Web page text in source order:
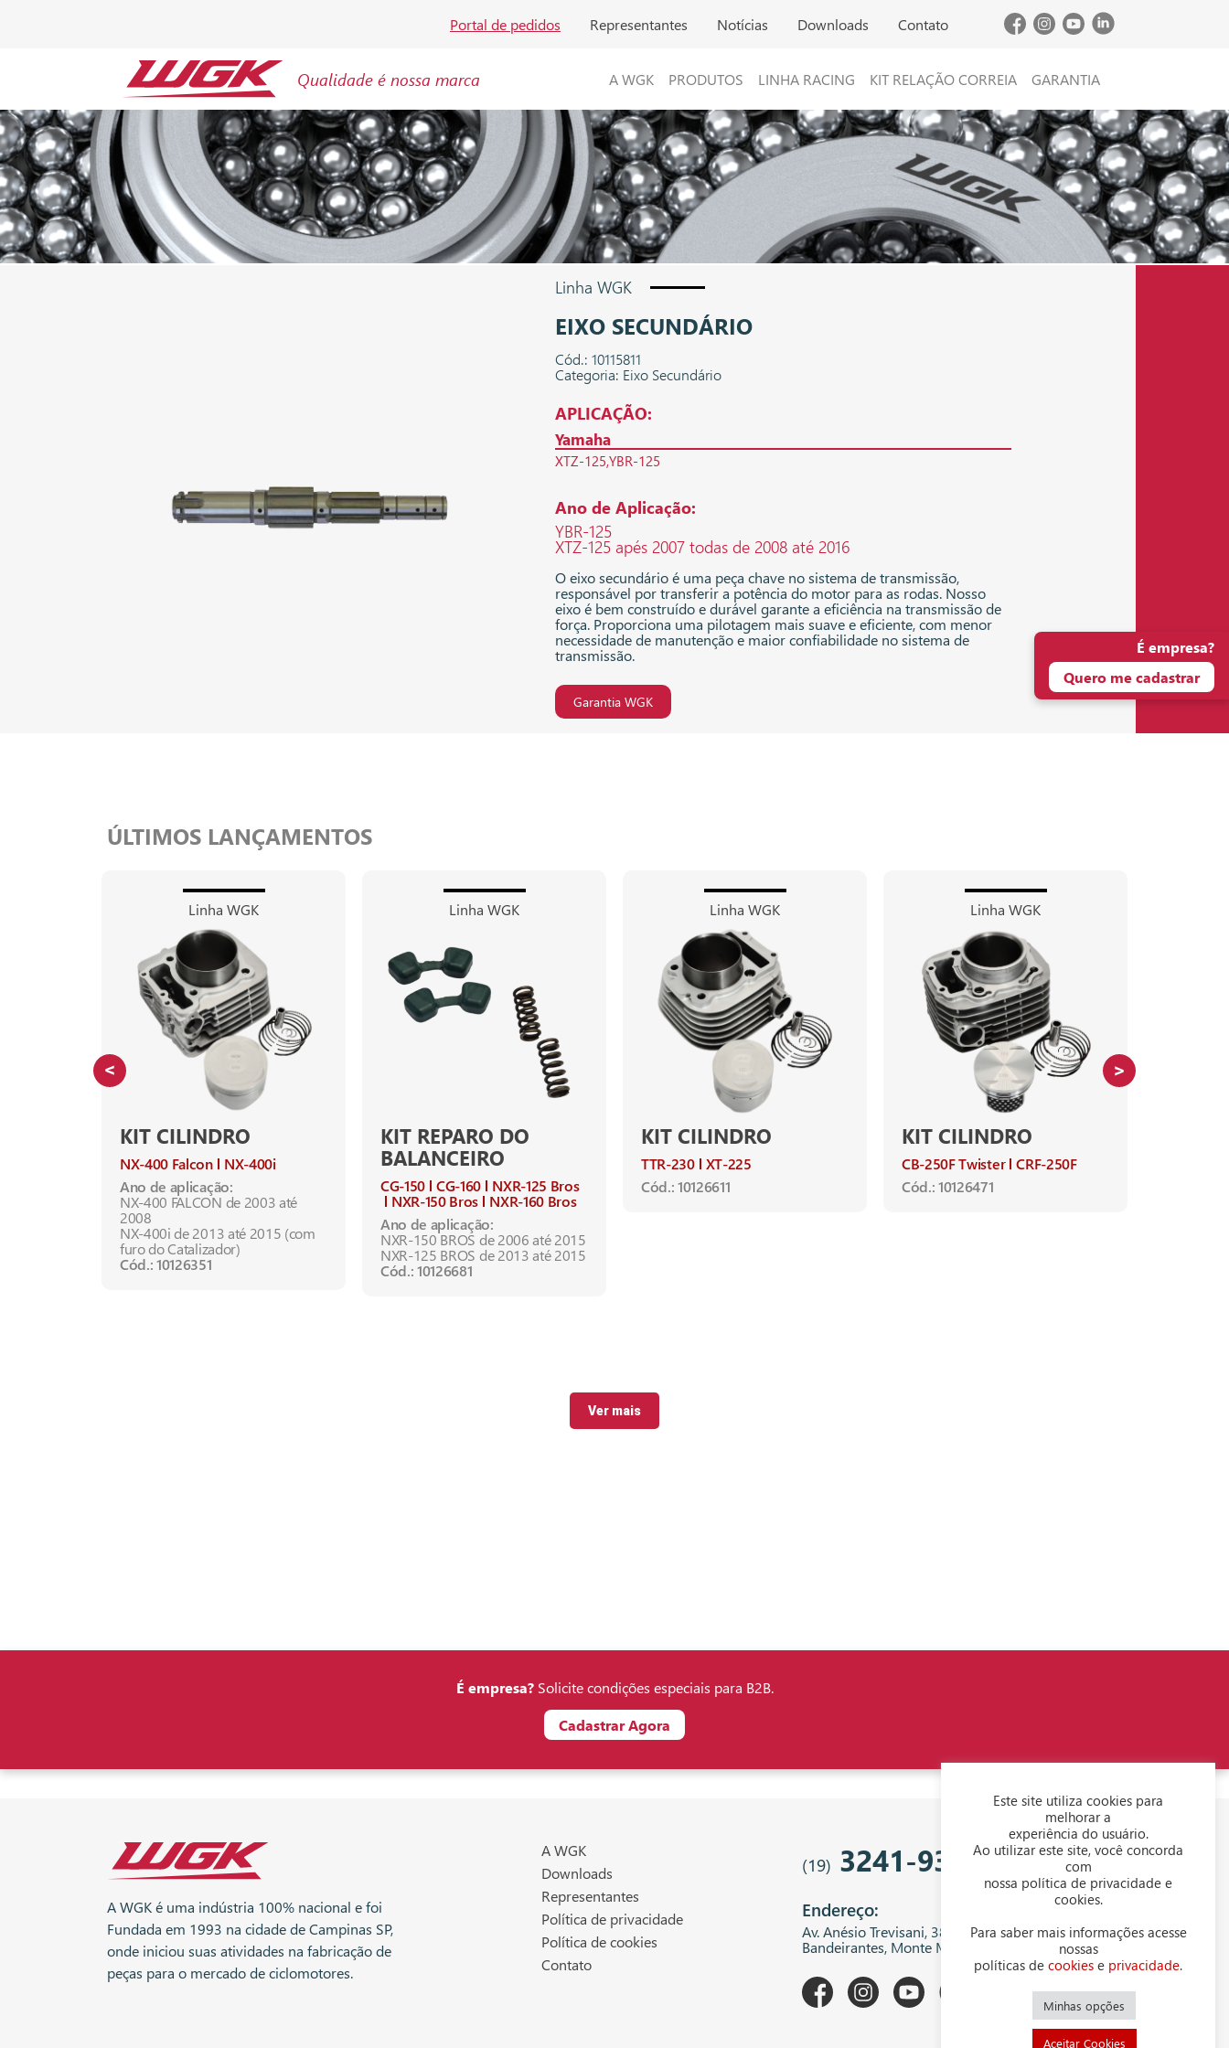
Portal de pedidos Representantes Notícias Downloads Contato
Qualidade é nossa marca A WGK PRODUTOS LINHA RACING KIT RELAÇÃO CORREIA GARANTIA
Linha WGK
EIXO SECUNDÁRIO
Cód.: 10115811
Categoria: Eixo Secundário
APLICAÇÃO:
Yamaha
XTZ-125 YBR-125
Ano de Aplicação:
YBR-125
XTZ-125 apés 2007 todas de 2008 até 2016
O eixo secundário é uma peça chave no sistema de transmissão,
responsável por transferir a potência do motor para as rodas. Nosso
eixo é bem construído e durável garante a eficiência na transmissão de
força. Proporciona uma pilotagem mais suave e eficiente, com menor
necessidade de manutenção e maior confiabilidade no sistema de
transmissão.
Garantia WGK
ÚLTIMOS LANÇAMENTOS
Linha WGK
KIT CILINDRO
NX-400 Falcon
NX-400i
Ano de aplicação:
NX-400 FALCON de 2003 até
2008
NX-400i de 2013 até 2015 (com
furo do Catalizador)
Cód.: 10126351
Linha WGK
KIT REPARO DO
BALANCEIRO
CG-150 CG-160
NXR-125 Bros
NXR-150 Bros
NXR-160 Bros
Ano de aplicação:
NXR-150 BROS de 2006 até 2015
NXR-125 BROS de 2013 até 2015
Cód.: 10126681
Linha WGK
KIT CILINDRO
TTR-230 XT-225
Cód.: 10126611
Linha WGK
KIT CILINDRO
CB-250F Twister CRF-250F
Cód.: 10126471
Ver mais
É empresa?
Quero me cadastrar
É empresa?Solicite condições especiais para B2B.
Cadastrar Agora
A WGK é uma indústria 100% nacional e foi
Fundada em 1993 na cidade de Campinas SP,
onde iniciou suas atividades na fabricação de
peças para o mercado de ciclomotores.
A WGK
Downloads
Representantes
Política de privacidade
Política de cookies
Contato
(19) 3241-9343
Endereço:
Av. Anésio Trevisani, 380 - Centro Empresarial
Bandeirantes, Monte Mor - SP, 13199-300
Este site utiliza cookies para
melhorar a
experiência do usuário.
Ao utilizar este site, você concorda
com
nossa política de privacidade e
cookies.
Para saber mais informações acesse
nossas
políticas de cookies e privacidade.
Minhas opções
Aceitar Cookies